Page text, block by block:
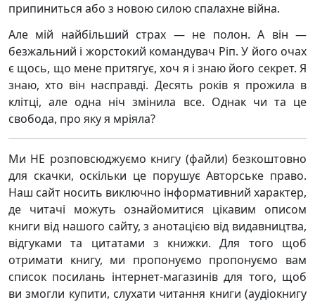
припиниться або з новою силою спалахне війна.
Але мій найбільший страх — не полон. А він —
безжальний і жорстокий командувач Ріп. У його очах
є щось, що мене притягує, хоч я і знаю його секрет. Я
знаю, хто він насправді. Десять років я прожила в
клітці, але одна ніч змінила все. Однак чи та це
свобода, про яку я мріяла?
Ми НЕ розповсюджуємо книгу (файли) безкоштовно
для скачки, оскільки це порушує Авторське право.
Наш сайт носить виключно інформативний характер,
де читачі можуть ознайомитися цікавим описом
книги від нашого сайту, з анотацією від видавництва,
відгуками та цитатами з книжки. Для того щоб
отримати книгу, ми пропонуємо пропонуємо вам
список посилань інтернет-магазинів для того, щоб
ви змогли купити, слухати читання книги (аудіокнигу